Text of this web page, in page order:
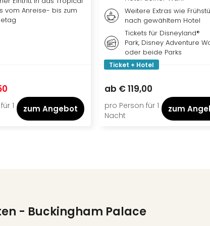
vom Anreise- bis zum
1
zum Angebot
Weitere Extras wie
nach gewähltem Hotel
Tickets für Disneyland®
Park, Disney Adventure
oder beide Parks
Ticket + Hotel
ab € 119,00
pro Person für 1
Nacht
zum
- Buckingham Palace